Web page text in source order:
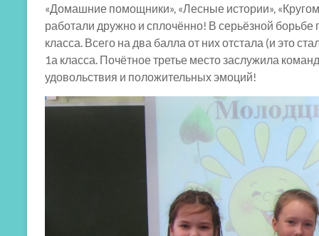
«Домашние помощники», «Лесные истории»,
работали дружно и сплочённо! В серьёзной
класса. Всего на два балла от них отстала (и это
1а класса. Почётное третье место заслужила
удовольствия и положительных эмоций!